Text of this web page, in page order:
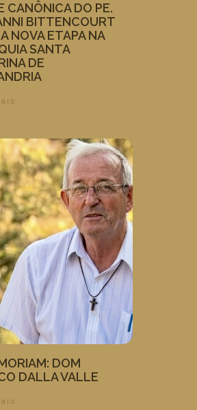
CANÔNICA DO PE.
BITTENCOURT
NOVA ETAPA NA
SANTA
DE
DOM
DALLA VALLE